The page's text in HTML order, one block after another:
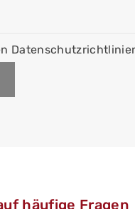
häufige Fragen